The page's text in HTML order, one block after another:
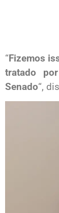
“Fizemos
tratado
Senado“,